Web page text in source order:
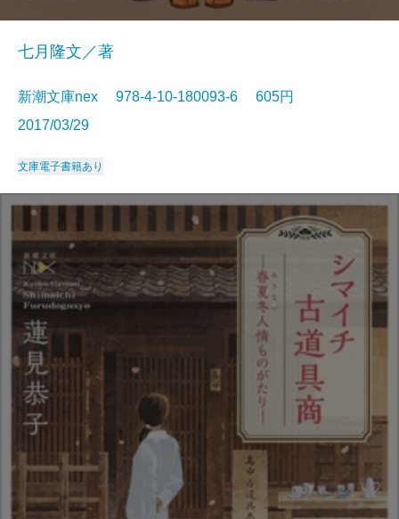
七月隆文／著
新潮文庫nex 978-4-10-180093-6 605円
2017/03/29
文庫電子書籍あり